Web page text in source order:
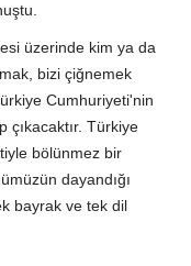
üzerinde kim ya da
bizi çiğnemek
Cumhuriyeti'nin
çıkacaktır. Türkiye
bölünmez bir
dayandığı
bayrak ve tek dil